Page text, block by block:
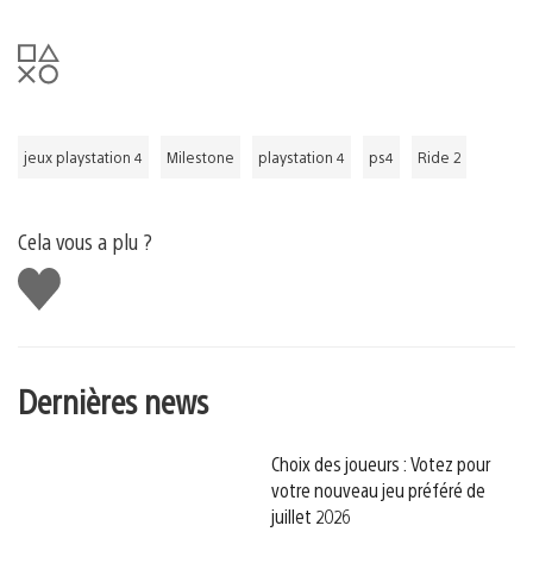
jeux playstation 4 Milestone playstation 4 ps4 Ride 2
Cela vous a plu ?
J'aime
Dernières news
Choix des joueurs : Votez pour
votre nouveau jeu préféré de
juillet 2026